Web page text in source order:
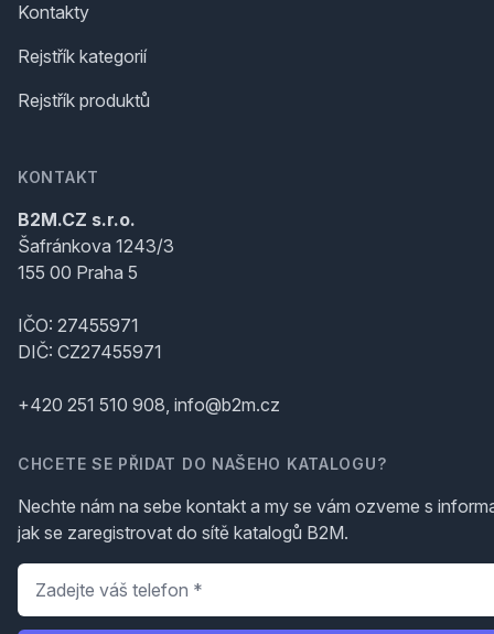
Kontakty
Rejstřík kategorií
Rejstřík produktů
KONTAKT
B2M.CZ s.r.o.
Šafránkova 1243/3
155 00 Praha 5
IČO: 27455971
DIČ: CZ27455971
+420 251 510 908, info@b2m.cz
CHCETE SE PŘIDAT DO NAŠEHO KATALOGU?
Nechte nám na sebe kontakt a my se vám ozveme s
jak se zaregistrovat do sítě katalogů B2M.
Telefon